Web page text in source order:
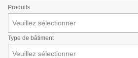
Produits
Veuillez sélectionner
Type de bâtiment
Veuillez sélectionner